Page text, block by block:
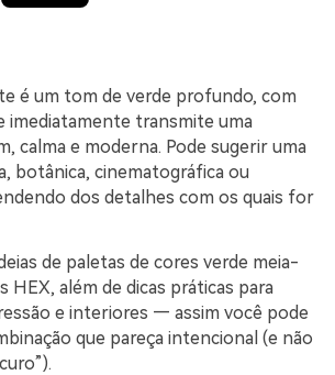
é um tom de verde profundo, com
imediatamente transmite uma
calma e moderna. Pode sugerir uma
botânica, cinematográfica ou
dos detalhes com os quais for
de paletas de cores verde meia-
HEX, além de dicas práticas para
e interiores — assim você pode
que pareça intencional (e não